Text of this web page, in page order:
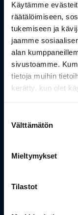
Käytämme
räätälöimiseen,
tukemiseen ja
jaamme
alan
sivustoamme.
tietoja muihin
kerätty, kun olet
valinta
Välttämätön
Mieltymykset
Tilastot